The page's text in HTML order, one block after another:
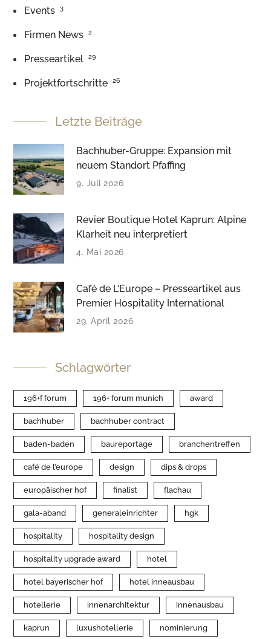
Events 3
Firmen News 2
Presseartikel 29
Projektfortschritte 26
Letzte Beiträge
Bachhuber-Gruppe: Expansion mit
neuem Standort Pfaffing
9. Juli 2026
Revier Boutique Hotel Kaprun: Alpine
Klarheit neu interpretiert
4. Mai 2026
Café de L‘Europe – Presseartikel aus
Premier Hospitality International
29. April 2026
Schlagwörter
196+f forum 196+ forum munich award
bachhuber bachhuber contract
baden-baden baureportage branchentreffen
café de l’europe design dips & drops
europäischer hof finalist flachau
gala-aband generaleinrichter hgk
hospitality hospitality design
hospitality upgrade award hotel
hotel bayerischer hof hotel inneausbau
hotellerie innenarchitektur innenausbau
kaprun luxushotellerie nominierung